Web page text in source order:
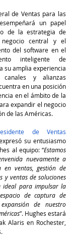
de Ventas para las
un papel
de la estrategia de
central y el
del software en el
inteligente de
su amplia experiencia
y alianzas
en una posición
en el ámbito de la
expandir el negocio
de las Américas.
de Ventas
expresó su entusiasmo
al equipo: “Estamos
nuevamente a
en ventas, gestión de
y ventas de soluciones
ideal para impulsar la
de captura de
de nuestro
”. Hughes estará
Alaris en Rochester,